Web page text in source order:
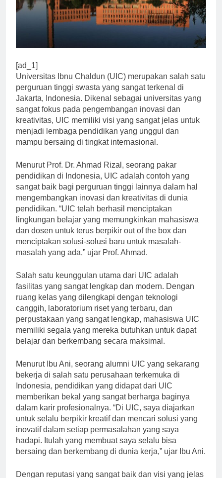
[ad_1]
Universitas Ibnu Chaldun (UIC) merupakan salah satu
perguruan tinggi swasta yang sangat terkenal di
Jakarta, Indonesia. Dikenal sebagai universitas yang
sangat fokus pada pengembangan inovasi dan
kreativitas, UIC memiliki visi yang sangat jelas untuk
menjadi lembaga pendidikan yang unggul dan
Menurut Prof. Dr. Ahmad Rizal, seorang pakar
pendidikan di Indonesia, UIC adalah contoh yang
sangat baik bagi perguruan tinggi lainnya dalam hal
mengembangkan inovasi dan kreativitas di dunia
pendidikan. “UIC telah berhasil menciptakan
lingkungan belajar yang memungkinkan mahasiswa
dan dosen untuk terus berpikir out of the box dan
menciptakan solusi-solusi baru untuk masalah-
Salah satu keunggulan utama dari UIC adalah
fasilitas yang sangat lengkap dan modern. Dengan
ruang kelas yang dilengkapi dengan teknologi
canggih, laboratorium riset yang terbaru, dan
perpustakaan yang sangat lengkap, mahasiswa UIC
memiliki segala yang mereka butuhkan untuk dapat
Menurut Ibu Ani, seorang alumni UIC yang sekarang
bekerja di salah satu perusahaan terkemuka di
Indonesia, pendidikan yang didapat dari UIC
memberikan bekal yang sangat berharga baginya
dalam karir profesionalnya. “Di UIC, saya diajarkan
untuk selalu berpikir kreatif dan mencari solusi yang
inovatif dalam setiap permasalahan yang saya
hadapi. Itulah yang membuat saya selalu bisa